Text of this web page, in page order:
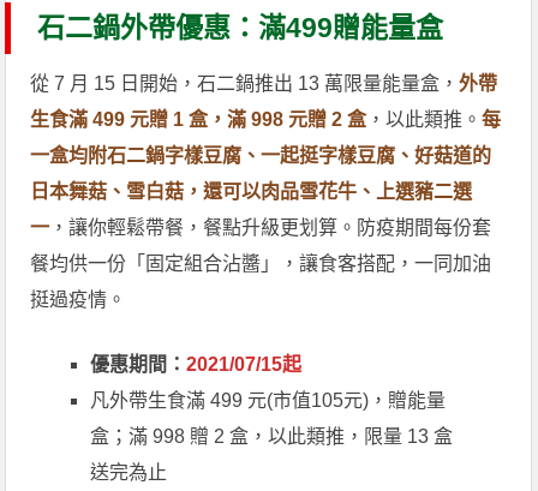
石二鍋外帶優惠：滿499贈能量盒
從 7 月 15 日開始，石二鍋推出 13 萬限量能量盒，外帶
生食滿 499 元贈 1 盒，滿 998 元贈 2 盒，以此類推。每
一盒均附石二鍋字樣豆腐、一起挺字樣豆腐、好菇道的
日本舞菇、雪白菇，還可以肉品雪花牛、上選豬二選
一 ，讓你輕鬆帶餐，餐點升級更划算。防疫期間每份套
餐均供一份「固定組合沾醬」，讓食客搭配，一同加油
挺過疫情。
優惠期間：2021/07/15起
凡外帶生食滿 499 元(市值105元)，贈能量
盒；滿 998 贈 2 盒，以此類推，限量 13 盒
送完為止